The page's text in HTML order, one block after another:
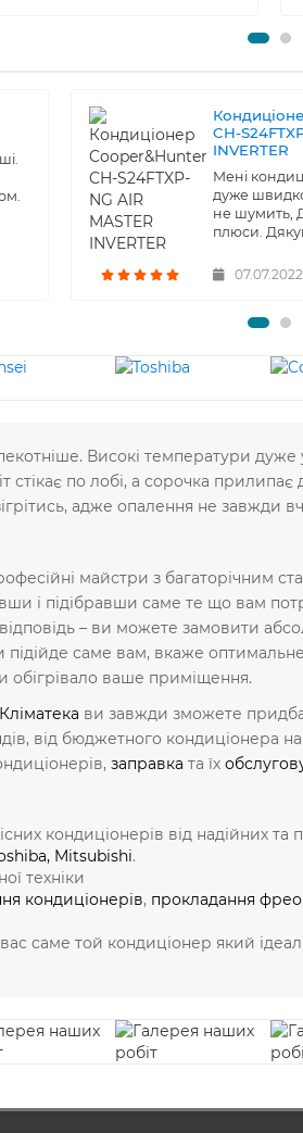
CH-
INVERTER
Мені
дуже
не шумить,
плюси.
07.07.2022
Високі температури
по лобі, а сорочка
адже опалення не завжди
майстри з багаторічним
і підібравши саме те що вам
– ви можете замовити
підійде саме вам, вкаже
обігрівало ваше приміщення.
Кліматека ви завжди зможете
від бюджетного
заправка та їх
кондиціонерів від надійних та
, Mitsubishi.
техніки
кондиціонерів, прокладання
саме той кондиціонер який